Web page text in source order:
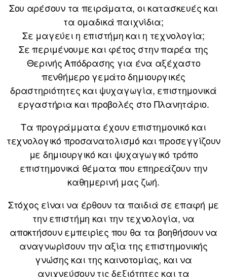
Σου αρέσουν τα πειράματα, οι κατασκευές και
τα ομαδικά παιχνίδια;
Σε μαγεύει η επιστήμη και η τεχνολογία;
Σε περιμένουμε και φέτος στην παρέα της
Θερινής Απόδρασης για ένα αξέχαστο
πενθήμερο γεμάτο δημιουργικές
δραστηριότητες και ψυχαγωγία, επιστημονικά
εργαστήρια και προβολές στο Πλανητάριο.
Τα προγράμματα έχουν επιστημονικό και
τεχνολογικό προσανατολισμό και προσεγγίζουν
με δημιουργικό και ψυχαγωγικό τρόπο
επιστημονικά θέματα που επηρεάζουν την
καθημερινή μας ζωή.
Στόχος είναι να έρθουν τα παιδιά σε επαφή με
την επιστήμη και την τεχνολογία, να
αποκτήσουν εμπειρίες που θα τα βοηθήσουν να
αναγνωρίσουν την αξία της επιστημονικής
γνώσης και της καινοτομίας, και να
ανιχνεύσουν τις δεξιότητες και τα